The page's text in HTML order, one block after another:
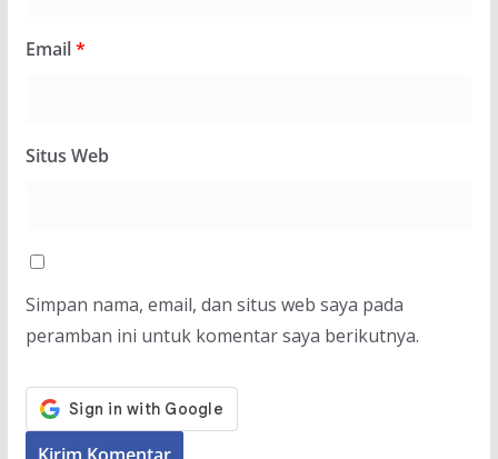
Email*
Situs Web
Simpan nama, email, dan situs web saya pada
peramban ini untuk komentar saya berikutnya.